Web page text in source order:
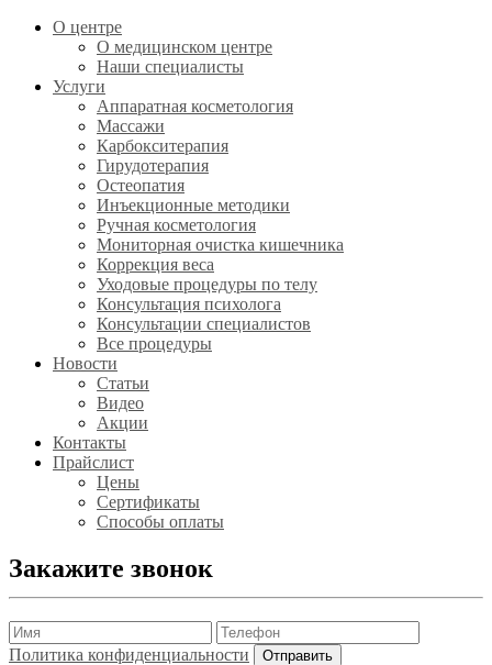
О центре
О медицинском центре
Наши специалисты
Услуги
Аппаратная косметология
Массажи
Карбокситерапия
Гирудотерапия
Остеопатия
Инъекционные методики
Ручная косметология
Мониторная очистка кишечника
Коррекция веса
Уходовые процедуры по телу
Консультация психолога
Консультации специалистов
Все процедуры
Новости
Статьи
Видео
Акции
Контакты
Прайслист
Цены
Сертификаты
Способы оплаты
Закажите звонок
Политика конфиденциальности